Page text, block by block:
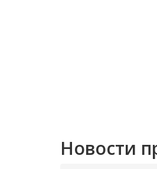
Новости